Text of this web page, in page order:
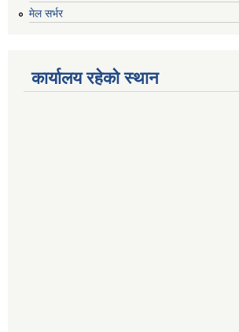
मेल सर्भर
कार्यालय रहेको स्थान